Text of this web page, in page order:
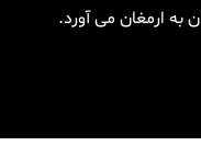
ارمغان می آورد.